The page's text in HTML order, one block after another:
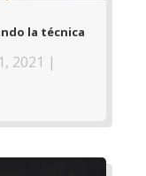
la técnica
2021 |